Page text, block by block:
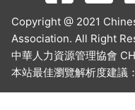
Copyright @ 2021
Association. All Right
中華人力資源管理協會
本站最佳瀏覽解析度建議